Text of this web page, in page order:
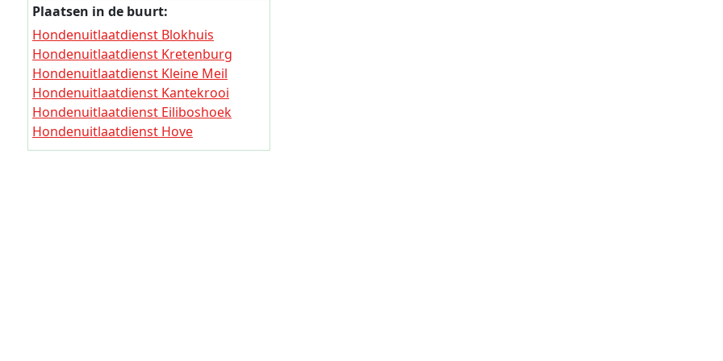
Plaatsen in de buurt:
Hondenuitlaatdienst Blokhuis
Hondenuitlaatdienst Kretenburg
Hondenuitlaatdienst Kleine Meil
Hondenuitlaatdienst Kantekrooi
Hondenuitlaatdienst Eiliboshoek
Hondenuitlaatdienst Hove
Hondenuitlaatdienst Schonenberg